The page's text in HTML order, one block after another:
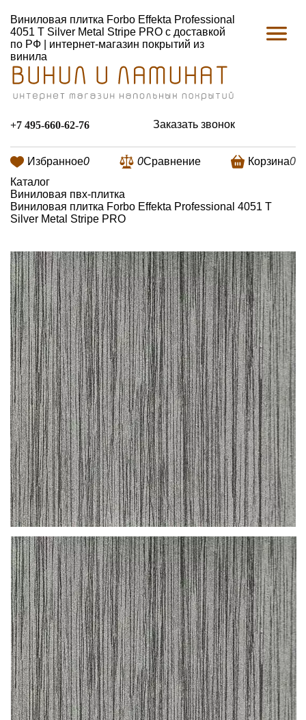
Виниловая плитка Forbo Effekta Professional
4051 T Silver Metal Stripe PRO с доставкой
по РФ | интернет-магазин покрытий из
винила
+7 495-660-62-76 Заказать звонок
Избранное0 0Сравнение Корзина0
Каталог
Виниловая пвх-плитка
Виниловая плитка Forbo Effekta Professional 4051 T
Silver Metal Stripe PRO